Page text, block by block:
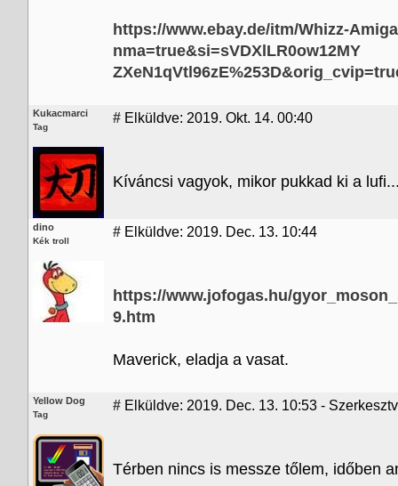
https://www.ebay.de/itm/Whizz-
nma=true&si=sVDXlLR0ow12MY
Kukacmarci
Tag
# Elküldve: 2019. Okt. 14. 00:40
Kíváncsi vagyok, mikor pukkad ki a
dino
Kék troll
# Elküldve: 2019. Dec. 13. 10:44
https://www.jofogas.hu/
9.htm
Maverick, eladja a vasat.
Yellow Dog
Tag
# Elküldve: 2019. Dec. 13. 10:53 -
Térben nincs is messze tőlem, időben